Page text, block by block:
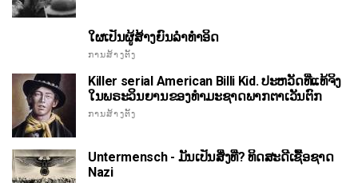
ໃຜເປັນຜູ້ສ້າງຍົນລໍາທໍາອິດ
ການສ້າງຕັ້ງ
Killer serial American Billi Kid. ປະຫວັດທີ່ແທ້ຈິງ
ໃນພຣະວິນຍານຂອງທໍາມະຊາດພາກຕາເວັນຕົກ
ການສ້າງຕັ້ງ
Untermensch - ມັນເປັນສິ່ງທີ່? ທິດສະດີເຊື້ອຊາດ
Nazi